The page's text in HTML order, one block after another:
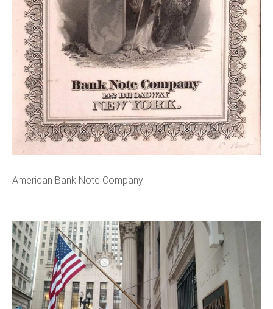
American Bank Note Company